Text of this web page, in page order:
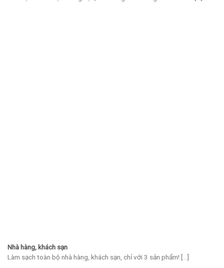
Nhà hàng, khách sạn
Làm sạch toàn bộ nhà hàng, khách sạn, chỉ với 3 sản phẩm! [...]